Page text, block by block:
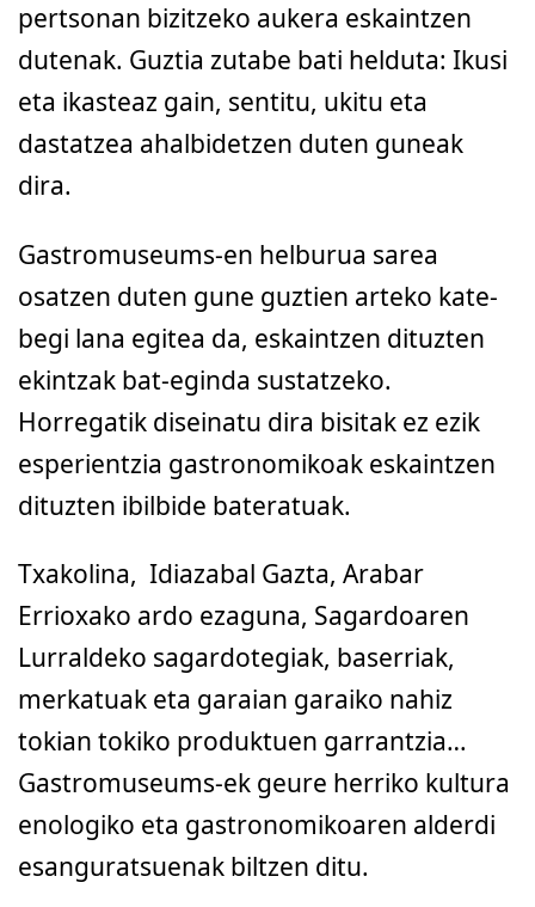
pertsonan bizitzeko aukera eskaintzen
dutenak. Guztia zutabe bati helduta: Ikusi
eta ikasteaz gain, sentitu, ukitu eta
dastatzea ahalbidetzen duten guneak
dira.
Gastromuseums-en helburua sarea
osatzen duten gune guztien arteko kate-
begi lana egitea da, eskaintzen dituzten
ekintzak bat-eginda sustatzeko.
Horregatik diseinatu dira bisitak ez ezik
esperientzia gastronomikoak eskaintzen
dituzten ibilbide bateratuak.
Txakolina, Idiazabal Gazta, Arabar
Errioxako ardo ezaguna, Sagardoaren
Lurraldeko sagardotegiak, baserriak,
merkatuak eta garaian garaiko nahiz
tokian tokiko produktuen garrantzia…
Gastromuseums-ek geure herriko kultura
enologiko eta gastronomikoaren alderdi
esanguratsuenak biltzen ditu.